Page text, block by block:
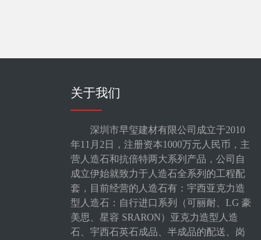
关于我们
深圳市早玺建材有限公司成立于2010
年11月2日，注册资本1000万元人民币，主
营人造石和抗倍特两大系列产品，公司自
成立伊始就致力于人造石全系列的工程配
套，目前经营的人造石有：宇西亚克力造
型人造石：自行进口系列（可丽耐、LG 豪
美思、星容 SRARON）亚克力造型人造
石、宇西石英石成品、半成品的配送、岗